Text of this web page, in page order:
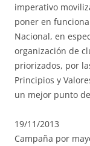
imperativo
poner en
Nacional, en
organización de
priorizados, por
Principios y
un mejor punto
19/11/2013
Campaña por